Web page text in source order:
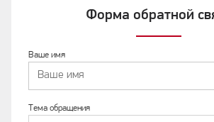
Форма обратной
Ваше имя
Тема обращения